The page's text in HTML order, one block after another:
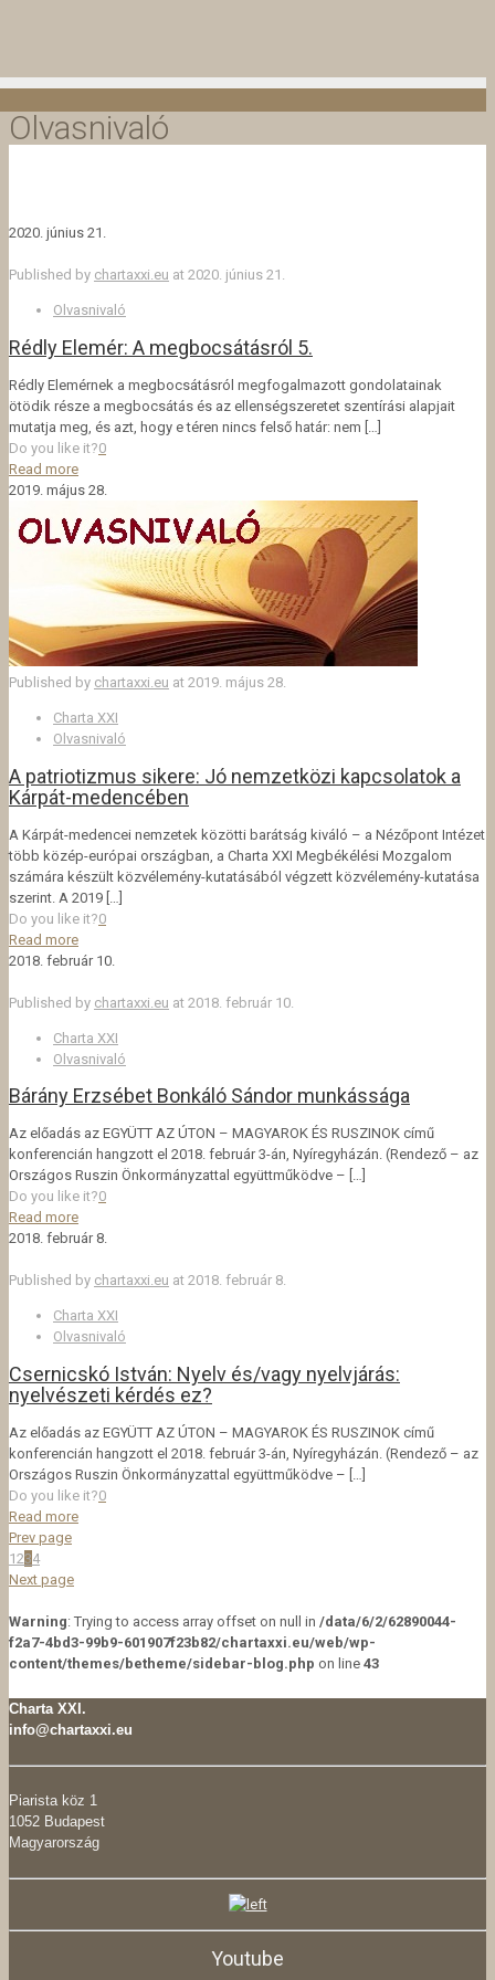
Olvasnivaló
2020. június 21.
Published by chartaxxi.eu at 2020. június 21.
Olvasnivaló
Rédly Elemér: A megbocsátásról 5.
Rédly Elemérnek a megbocsátásról megfogalmazott gondolatainak
ötödik része a megbocsátás és az ellenségszeretet szentírási alapjait
mutatja meg, és azt, hogy e téren nincs felső határ: nem […]
Do you like it?0
Read more
2019. május 28.
Published by chartaxxi.eu at 2019. május 28.
Charta XXI
Olvasnivaló
A patriotizmus sikere: Jó nemzetközi kapcsolatok a
Kárpát-medencében
A Kárpát-medencei nemzetek közötti barátság kiváló – a Nézőpont Intézet
több közép-európai országban, a Charta XXI Megbékélési Mozgalom
számára készült közvélemény-kutatásából végzett közvélemény-kutatása
szerint. A 2019 […]
Do you like it?0
Read more
2018. február 10.
Published by chartaxxi.eu at 2018. február 10.
Charta XXI
Olvasnivaló
Bárány Erzsébet Bonkáló Sándor munkássága
Az előadás az EGYÜTT AZ ÚTON – MAGYAROK ÉS RUSZINOK című
konferencián hangzott el 2018. február 3-án, Nyíregyházán. (Rendező – az
Országos Ruszin Önkormányzattal együttműködve – […]
Do you like it?0
Read more
2018. február 8.
Published by chartaxxi.eu at 2018. február 8.
Charta XXI
Olvasnivaló
Csernicskó István: Nyelv és/vagy nyelvjárás:
nyelvészeti kérdés ez?
Az előadás az EGYÜTT AZ ÚTON – MAGYAROK ÉS RUSZINOK című
konferencián hangzott el 2018. február 3-án, Nyíregyházán. (Rendező – az
Országos Ruszin Önkormányzattal együttműködve – […]
Do you like it?0
Read more
Prev page
1234
Next page
Warning: Trying to access array offset on null in /data/6/2/62890044-
f2a7-4bd3-99b9-601907f23b82/chartaxxi.eu/web/wp-
content/themes/betheme/sidebar-blog.php on line 43
Charta XXI.
info@chartaxxi.eu
Piarista köz 1
1052 Budapest
Magyarország
Youtube